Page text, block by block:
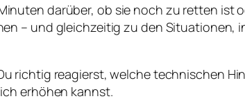
darüber, ob sie noch zu retten ist
– und gleichzeitig zu den Situationen,
richtig reagierst, welche technischen
erhöhen kannst.